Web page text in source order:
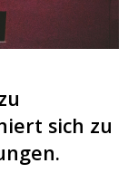
sich zu